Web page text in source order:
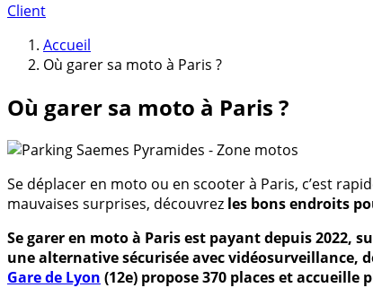
Client
Accueil
Où garer sa moto à Paris ?
Où garer sa moto à Paris ?
Se déplacer en moto ou en scooter à Paris, c’est
mauvaises surprises, découvrez les bons endroits
Se garer en moto à Paris est payant depuis 2022,
une alternative sécurisée avec vidéosurveillance,
Gare de Lyon (12e) propose 370 places et